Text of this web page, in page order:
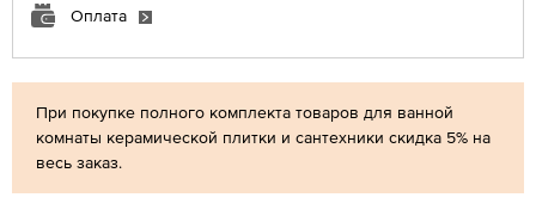
При покупке полного комплекта товаров для ванной
комнаты керамической плитки и сантехники скидка 5% на
весь заказ.
Оплата